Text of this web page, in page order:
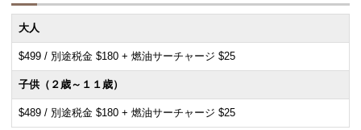
大人
$499 / 別途税金 $180 + 燃油サーチャージ $25
子供（２歳～１１歳）
$489 / 別途税金 $180 + 燃油サーチャージ $25